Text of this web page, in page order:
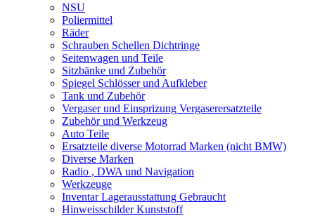
NSU
Poliermittel
Räder
Schrauben Schellen Dichtringe
Seitenwagen und Teile
Sitzbänke und Zubehör
Spiegel Schlösser und Aufkleber
Tank und Zubehör
Vergaser und Einsprizung Vergaserersatzteile
Zubehör und Werkzeug
Auto Teile
Ersatzteile diverse Motorrad Marken (nicht BMW)
Diverse Marken
Radio , DWA und Navigation
Werkzeuge
Inventar Lagerausstattung Gebraucht
Hinweisschilder Kunststoff